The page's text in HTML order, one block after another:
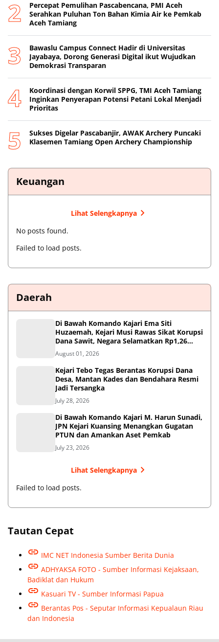
Percepat Pemulihan Pascabencana, PMI Aceh
Serahkan Puluhan Ton Bahan Kimia Air ke Pemkab
Aceh Tamiang
Bawaslu Campus Connect Hadir di Universitas
Jayabaya, Dorong Generasi Digital ikut Wujudkan
Demokrasi Transparan
Koordinasi dengan Korwil SPPG, TMI Aceh Tamiang
Inginkan Penyerapan Potensi Petani Lokal Menjadi
Prioritas
Sukses Digelar Pascabanjir, AWAK Archery Puncaki
Klasemen Tamiang Open Archery Championship
Keuangan
Lihat Selengkapnya
No posts found.
Failed to load posts.
Daerah
Di Bawah Komando Kajari Ema Siti
Huzaemah, Kejari Musi Rawas Sikat Korupsi
Dana Sawit, Negara Selamatkan Rp1,26
Miliar
August 01, 2026
Kejari Tebo Tegas Berantas Korupsi Dana
Desa, Mantan Kades dan Bendahara Resmi
Jadi Tersangka
July 28, 2026
Di Bawah Komando Kajari M. Harun Sunadi,
JPN Kejari Kuansing Menangkan Gugatan
PTUN dan Amankan Aset Pemkab
July 23, 2026
Lihat Selengkapnya
Failed to load posts.
Tautan Cepat
IMC NET Indonesia Sumber Berita Dunia
ADHYAKSA FOTO - Sumber Informasi Kejaksaan,
Badiklat dan Hukum
Kasuari TV - Sumber Informasi Papua
Berantas Pos - Seputar Informasi Kepualaun Riau
dan Indonesia